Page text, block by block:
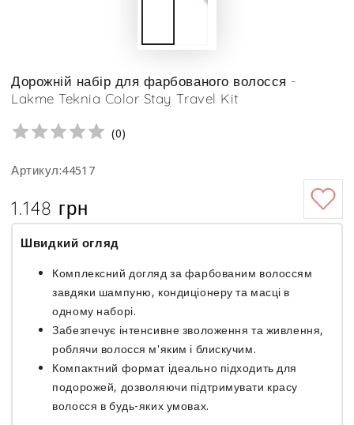
Дорожній набір для фарбованого волосся -
Lakme Teknia Color Stay Travel Kit
(0)
Артикул:44517
Ціна
1.148 грн
Швидкий огляд
Комплексний догляд за фарбованим волоссям
завдяки шампуню, кондиціонеру та масці в
одному наборі.
Забезпечує інтенсивне зволоження та живлення,
роблячи волосся м'яким і блискучим.
Компактний формат ідеально підходить для
подорожей, дозволяючи підтримувати красу
волосся в будь-яких умовах.